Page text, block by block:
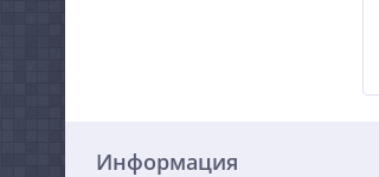
Информация